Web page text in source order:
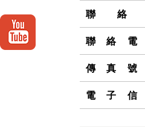
聯絡
聯絡電
傳真號
電子信